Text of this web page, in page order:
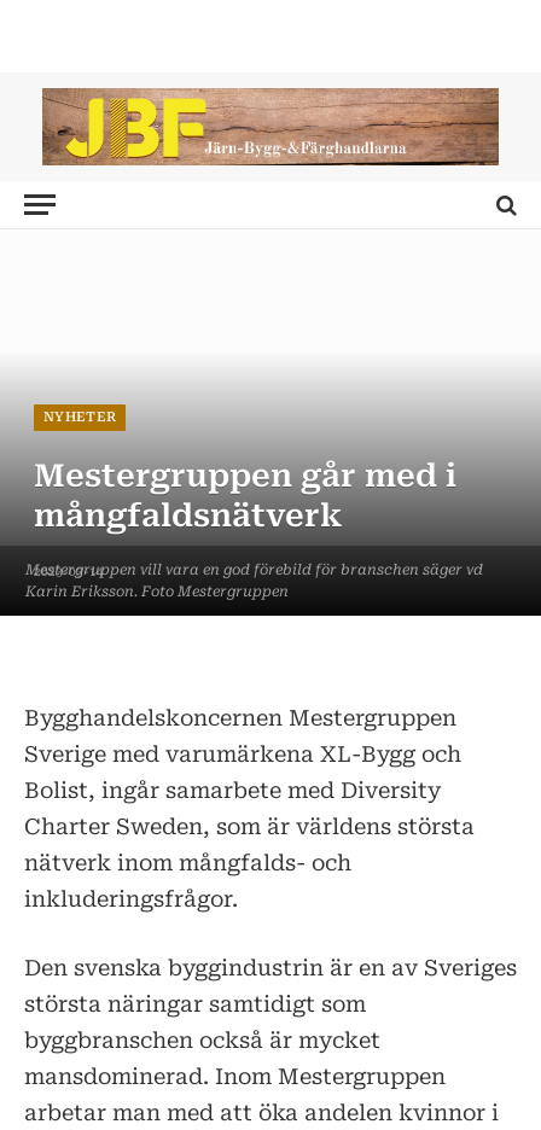
Mestergruppen vill vara en god förebild för branschen säger vd
Karin Eriksson. Foto Mestergruppen
NYHETER
Mestergruppen går med i
mångfaldsnätverk
2023-03-14
Bygghandelskoncernen Mestergruppen
Sverige med varumärkena XL-Bygg och
Bolist, ingår samarbete med Diversity
Charter Sweden, som är världens största
nätverk inom mångfalds- och
inkluderingsfrågor.
Den svenska byggindustrin är en av Sveriges
största näringar samtidigt som
byggbranschen också är mycket
mansdominerad. Inom Mestergruppen
arbetar man med att öka andelen kvinnor i